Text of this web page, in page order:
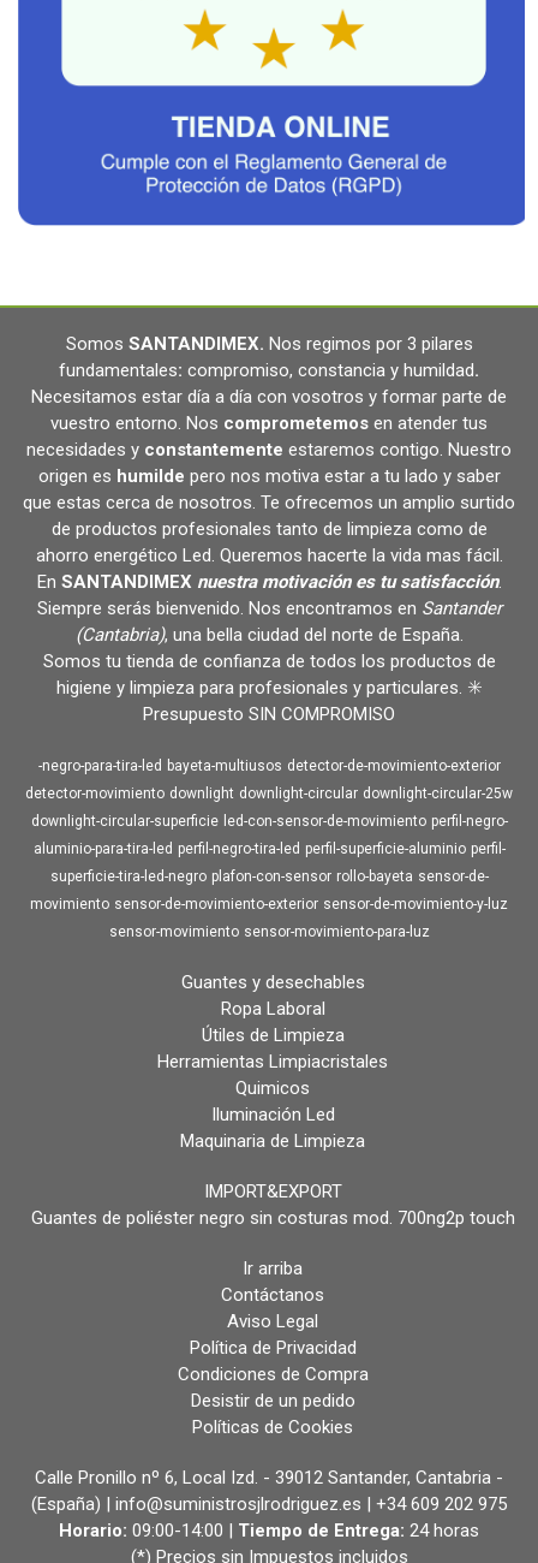
Somos SANTANDIMEX. Nos regimos por 3 pilares
fundamentales: compromiso, constancia y humildad.
Necesitamos estar día a día con vosotros y formar parte de
vuestro entorno. Nos comprometemos en atender tus
necesidades y constantemente estaremos contigo. Nuestro
origen es humilde pero nos motiva estar a tu lado y saber
que estas cerca de nosotros. Te ofrecemos un amplio surtido
de productos profesionales tanto de limpieza como de
ahorro energético Led. Queremos hacerte la vida mas fácil.
En SANTANDIMEX nuestra motivación es tu satisfacción.
Siempre serás bienvenido. Nos encontramos en Santander
(Cantabria), una bella ciudad del norte de España.
Somos tu tienda de confianza de todos los productos de
higiene y limpieza para profesionales y particulares. ✳️
Presupuesto SIN COMPROMISO
-negro-para-tira-led bayeta-multiusos detector-de-movimiento-exterior
detector-movimiento downlight downlight-circular downlight-circular-25w
downlight-circular-superficie
led-con-sensor-de-movimiento perfil-negro-
aluminio-para-tira-led perfil-negro-tira-led perfil-superficie-aluminio perfil-
superficie-tira-led-negro plafon-con-sensor rollo-bayeta sensor-de-
movimiento sensor-de-movimiento-exterior sensor-de-movimiento-y-luz
sensor-movimiento sensor-movimiento-para-luz
Guantes y desechables
Ropa Laboral
Útiles de Limpieza
Herramientas Limpiacristales
Quimicos
Iluminación Led
Maquinaria de Limpieza
IMPORT&EXPORT
Guantes de poliéster negro sin costuras mod. 700ng2p touch
Ir arriba
Contáctanos
Aviso Legal
Política de Privacidad
Condiciones de Compra
Desistir de un pedido
Políticas de Cookies
Calle Pronillo nº 6, Local Izd. - 39012 Santander, Cantabria -
(España) | info@suministrosjlrodriguez.es | +34 609 202 975
Horario: 09:00-14:00 | Tiempo de Entrega: 24 horas
(*) Precios sin Impuestos incluidos